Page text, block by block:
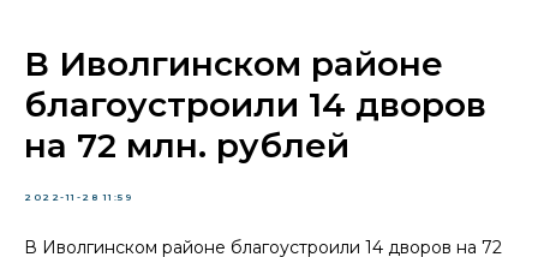
В Иволгинском районе
благоустроили 14 дворов
на 72 млн. рублей
2022-11-28 11:59
В Иволгинском районе благоустроили 14 дворов на 72